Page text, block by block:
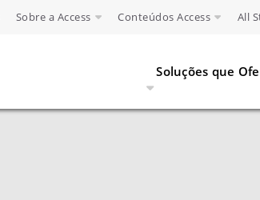
Sobre a Access Conteúdos Access All
Soluções que